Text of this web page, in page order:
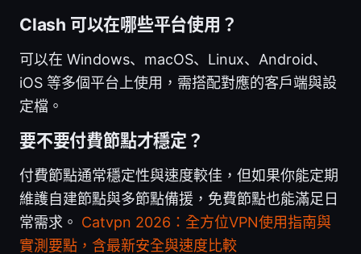
Clash 可以在哪些平台使用？
可以在 Windows、macOS、Linux、Android、
iOS 等多個平台上使用，需搭配對應的客戶端與設
定檔。
要不要付費節點才穩定？
付費節點通常穩定性與速度較佳，但如果你能定期
維護自建節點與多節點備援，免費節點也能滿足日
常需求。 Catvpn 2026：全方位VPN使用指南與
實測要點，含最新安全與速度比較